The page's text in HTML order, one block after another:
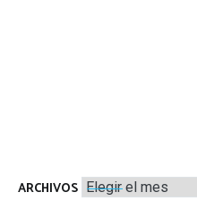
ARCHIVOS Archivos